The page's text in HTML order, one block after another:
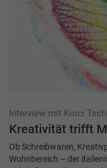
Interview mit Koici
Kreativität trifft
Ob Schreibwaren,
Wohnbereich – der